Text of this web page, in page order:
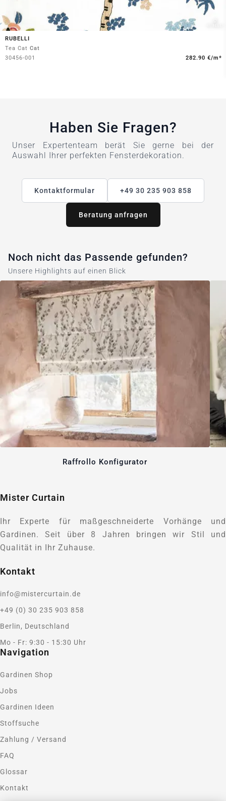
RUBELLI
Tea Cat Cat
30456-001
282.90 €/m*
Haben Sie Fragen?
Unser Expertenteam berät Sie gerne bei der
Auswahl Ihrer perfekten Fensterdekoration.
Kontaktformular +49 30 235 903 858
Beratung anfragen
Noch nicht das Passende gefunden?
Unsere Highlights auf einen Blick
Raffrollo Konfigurator
Mister Curtain
Ihr Experte für maßgeschneiderte Vorhänge und
Gardinen. Seit über 8 Jahren bringen wir Stil und
Qualität in Ihr Zuhause.
Kontakt
info@mistercurtain.de
+49 (0) 30 235 903 858
Berlin, Deutschland
Mo - Fr: 9:30 - 15:30 Uhr
Navigation
Gardinen Shop
Jobs
Gardinen Ideen
Stoffsuche
Zahlung / Versand
FAQ
Glossar
Kontakt